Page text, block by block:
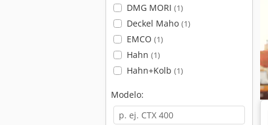
DMG MORI (1)
Deckel Maho (1)
EMCO (1)
Hahn (1)
Hahn+Kolb (1)
Modelo: